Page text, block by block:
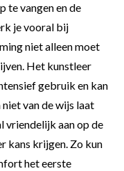
te vangen en de
je vooral bij
niet alleen moet
Het kunstleer
gebruik en kan
van de wijs laat
vriendelijk aan op de
kans krijgen. Zo kun
het eerste